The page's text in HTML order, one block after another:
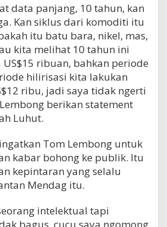
data panjang, 10 tahun, kan
Kan siklus dari komoditi itu
itu batu bara, nikel, mas,
kita melihat 10 tahun ini
ribuan, bahkan periode
hilirisasi kita lakukan
ribu, jadi saya tidak ngerti
berikan statement
Luhut.
Tom Lembong untuk
kabar bohong ke publik. Itu
kepintaran yang selalu
Mendag itu.
intelektual tapi